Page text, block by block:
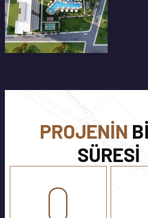
CAM BALKON
PROJENIN
SÜRESI
0